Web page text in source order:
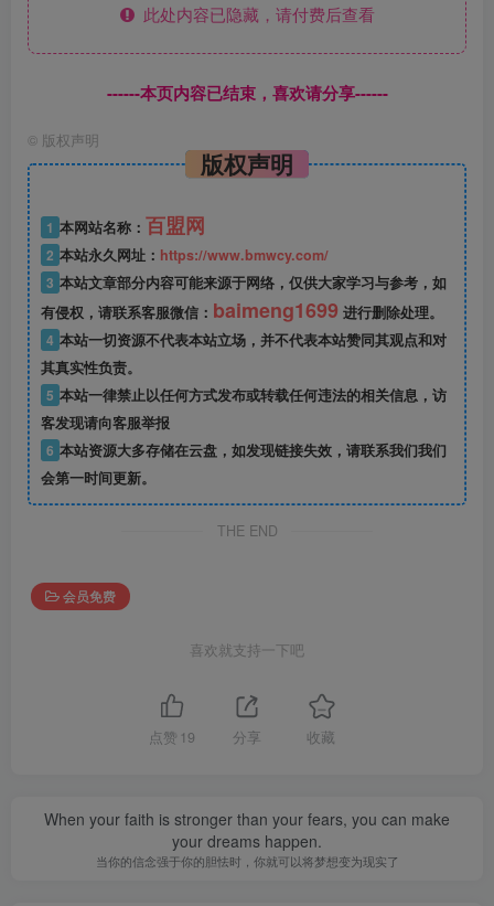
此处内容已隐藏，请付费后查看
------本页内容已结束，喜欢请分享------
© 版权声明
版权声明
1 本网站名称： 百盟网
2 本站永久网址： https://www.bmwcy.com/
3 本站文章部分内容可能来源于网络，仅供大家学习与参考，如
有侵权，请联系客服微信： baimeng1699 进行删除处理。
4 本站一切资源不代表本站立场，并不代表本站赞同其观点和对
其真实性负责。
5 本站一律禁止以任何方式发布或转载任何违法的相关信息，访
客发现请向客服举报
6 本站资源大多存储在云盘，如发现链接失效，请联系我们我们
会第一时间更新。
THE END
会员免费
喜欢就支持一下吧
点赞 19 分享 收藏
When your faith is stronger than your fears, you can make
your dreams happen.
当你的信念强于你的胆怯时，你就可以将梦想变为现实了